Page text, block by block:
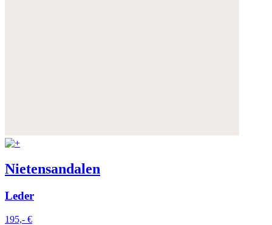
Nietensandalen
Leder
195,- €